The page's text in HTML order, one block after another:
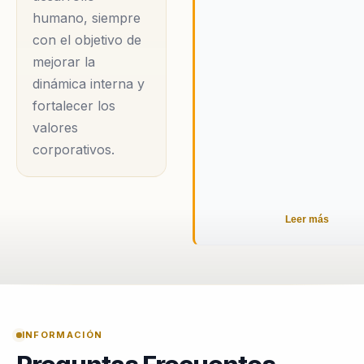
complejos y a superar
barreras
organizacionales. Su
enfoque se basa en la
comprensión profunda
de las dinámicas de
equipo y en la
aplicación de estrategias
humano, siempre
con el objetivo de
mejorar la
dinámica interna y
fortalecer los
valores
corporativos.
Leer más
INFORMACIÓN